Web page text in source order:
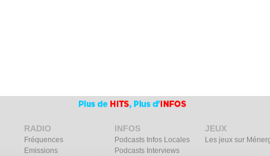
RADIO
Fréquences
Emissions
INFOS
Podcasts Infos Locales
Podcasts Interviews
JEUX
Les jeux sur